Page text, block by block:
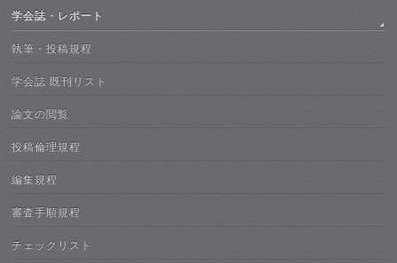
学会誌・レポート
執筆・投稿規程
学会誌 既刊リスト
論文の閲覧
投稿倫理規程
編集規程
審査手順規程
チェックリスト